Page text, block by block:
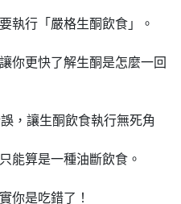
執行「嚴格生酮飲食」。
你更快了解生酮是怎麼一回
，讓生酮飲食執行無死角
能算是一種油斷飲食。
你是吃錯了！